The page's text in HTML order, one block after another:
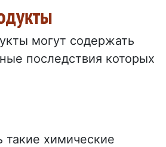
могут содержать
последствия которых
такие химические